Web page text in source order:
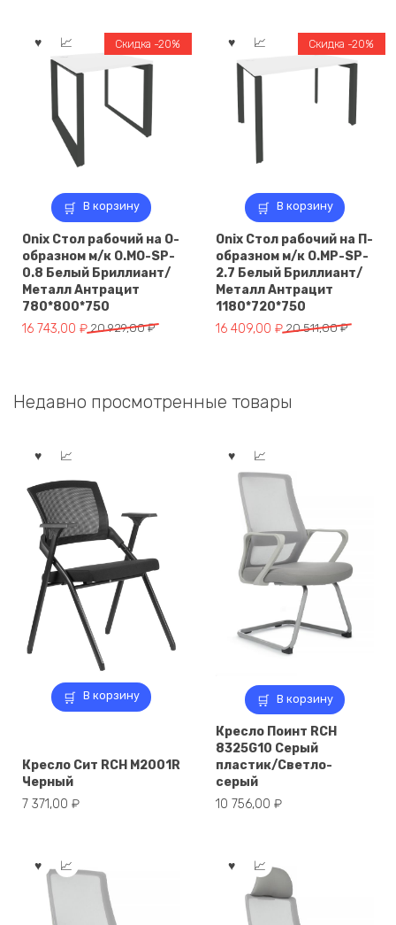
521,00 ₽.
617,00 ₽.
169,00 ₽.
В корзину
Скидка -20%
Onix Стол рабочий на О-
образном м/к O.MO-SP-
0.8 Белый Бриллиант/
Металл Антрацит
780*800*750
20 929,00₽
Первоначальная
929,00 ₽.
16 743,00 ₽
Текущая
В корзину
Скидка -20%
Onix Стол рабочий на П-
образном м/к O.MP-SP-
2.7 Белый Бриллиант/
Металл Антрацит
1180*720*750
20 511,00₽
Первоначальная
511,00 ₽.
16 409,00 ₽
Текущая
Недавно просмотренные товары
В корзину
Кресло Сит RCH M2001R
Черный
7 371,00 ₽
В корзину
Кресло Поинт RCH
8325G10 Серый
пластик/Светло-
серый
10 756,00 ₽